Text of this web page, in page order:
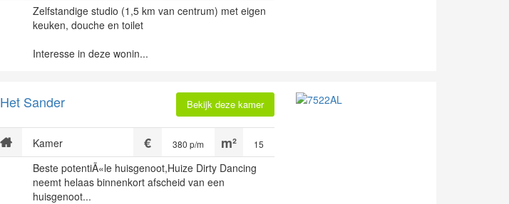
Zelfstandige studio (1,5 km van centrum) met eigen
keuken, douche en toilet
Interesse in deze wonin...
Het Sander Bekijk deze kamer
Kamer 15
380 p/m
Beste potentiÃ«le huisgenoot,Huize Dirty Dancing
neemt helaas binnenkort afscheid van een
huisgenoot...